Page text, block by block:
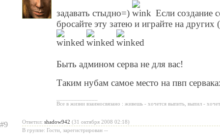
задавать стыдно=)
Если создание
бросайте эту затею и играйте на
Быть админом серва не для вас!
Таким нубам самое место на пвп
Все в жизни взаимосвязано : живешь - хочется выпить, выпил -
#9 Ответил: shadow942 (31 октября 2008 02:18)
В группе: Гости, зарегистрирован --